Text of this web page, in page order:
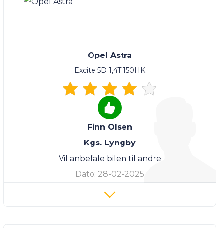
Opel Astra
Excite 5D 1,4T 150HK
Finn Olsen
Kgs. Lyngby
Vil anbefale bilen til andre
Dato: 28-02-2025